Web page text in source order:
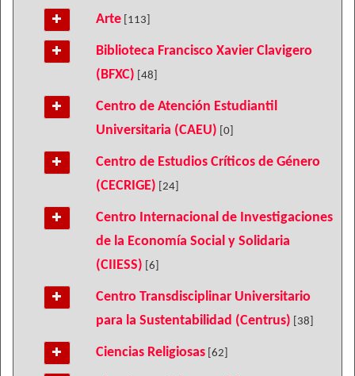
Arte [113]
Biblioteca Francisco Xavier Clavigero
(BFXC) [48]
Centro de Atención Estudiantil
Universitaria (CAEU) [0]
Centro de Estudios Críticos de Género
(CECRIGE) [24]
Centro Internacional de Investigaciones
de la Economía Social y Solidaria
(CIIESS) [6]
Centro Transdisciplinar Universitario
para la Sustentabilidad (Centrus) [38]
Ciencias Religiosas [62]